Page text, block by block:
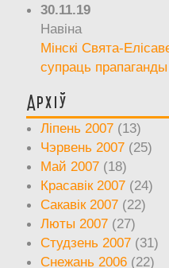
30.11.19
Навіна
Мінскі Свята-
супраць
Архіў
Ліпень 2007 (13)
Чэрвень 2007 (25)
Май 2007 (18)
Красавік 2007 (24)
Сакавік 2007 (22)
Люты 2007 (27)
Студзень 2007 (31)
Снежань 2006 (22)